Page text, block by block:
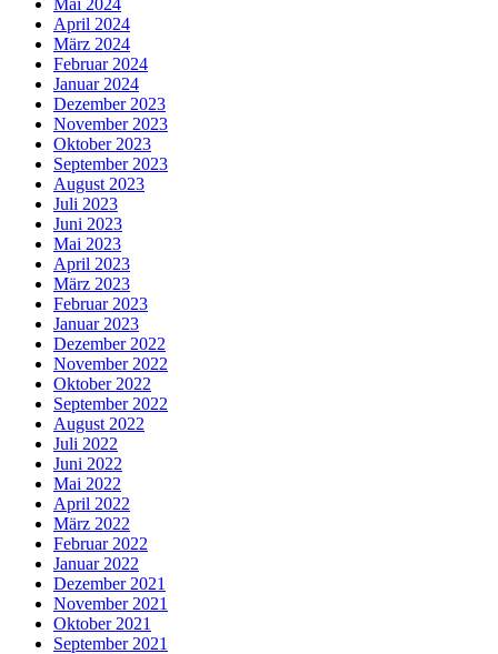
April 2024
März 2024
Februar 2024
Januar 2024
Dezember 2023
November 2023
Oktober 2023
September 2023
August 2023
Juli 2023
Juni 2023
Mai 2023
April 2023
März 2023
Februar 2023
Januar 2023
Dezember 2022
November 2022
Oktober 2022
September 2022
August 2022
Juli 2022
Juni 2022
Mai 2022
April 2022
März 2022
Februar 2022
Januar 2022
Dezember 2021
November 2021
Oktober 2021
September 2021